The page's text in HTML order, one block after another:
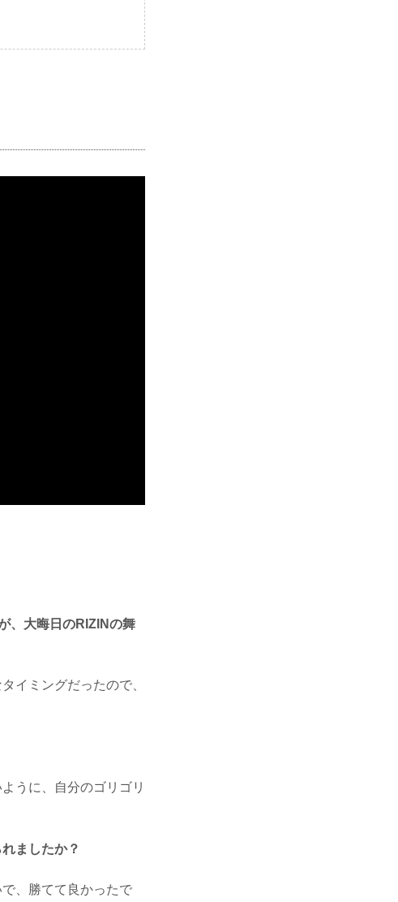
、大晦日のRIZINの舞
イミングだったので、
うに、自分のゴリゴリ
ましたか？
、勝てて良かったで